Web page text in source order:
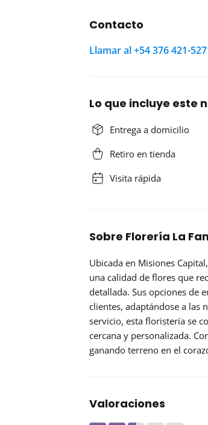
Contacto
Llamar al +54 376 421-
Lo que incluye este
Entrega a domicilio
Retiro en tienda
Visita rápida
Sobre Florería La
Ubicada en Misiones Capital,
una calidad de flores que
detallada. Sus opciones de
clientes, adaptándose a las
servicio, esta floristería se
cercana y personalizada.
ganando terreno en el
Valoraciones